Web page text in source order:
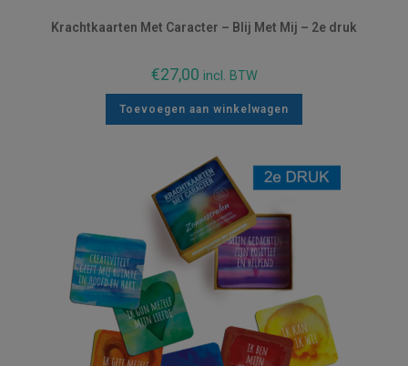
Krachtkaarten Met Caracter – Blij Met Mij – 2e druk
€27,00 incl. BTW
Toevoegen aan winkelwagen